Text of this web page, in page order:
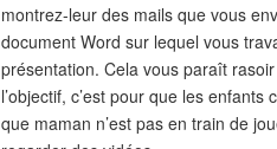
montrez-leur des mails que vous
document Word sur lequel vous
présentation. Cela vous paraît rasoir
l’objectif, c’est pour que les enfants
que maman n’est pas en train de